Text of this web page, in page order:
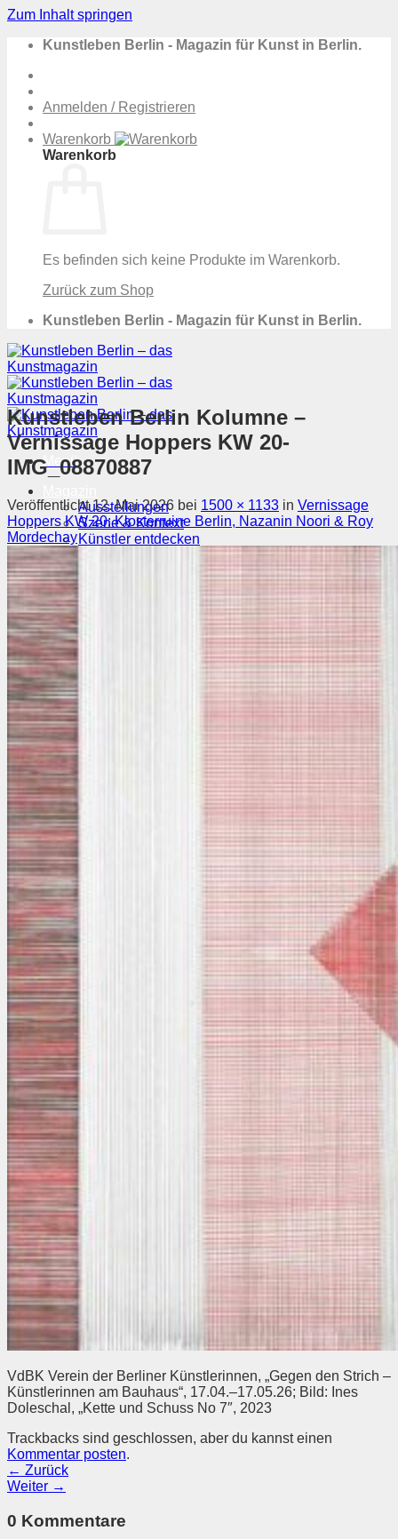
Zum Inhalt springen
Kunstleben Berlin - Magazin für Kunst in Berlin.
Anmelden / Registrieren
Warenkorb
Warenkorb
Es befinden sich keine Produkte im Warenkorb.
Zurück zum Shop
Kunstleben Berlin - Magazin für Kunst in Berlin.
Menü
Ausstellungen
Szene & Kontext
Künstler entdecken
Kunstkalender
Orte
Suchen nach:
Suchen nach:
Kunstleben Berlin Kolumne –
Vernissage Hoppers KW 20-
IMG_08870887
Veröffentlicht12. Mai 2026 bei 1500 × 1133 in Vernissage
Hoppers KW 20: Klosterruine Berlin, Nazanin Noori & Roy
Mordechay
VdBK Verein der Berliner Künstlerinnen, „Gegen den Strich –
Künstlerinnen am Bauhaus“, 17.04.–17.05.26; Bild: Ines
Doleschal, „Kette und Schuss No 7″, 2023
Trackbacks sind geschlossen, aber du kannst einen
Kommentar posten.
← Zurück
Weiter →
0 Kommentare